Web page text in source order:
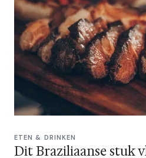
ETEN & DRINKEN
Dit Braziliaanse stuk